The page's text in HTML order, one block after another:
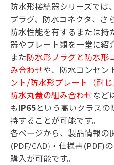
防水形接続器シリーズでは
プラグ、防水コネクタ、さ
防水性能を有するまたは持
器やプレート類を一堂に紹
また防水形プラグと防水形
み合わせや、防水コンセン
ント/防水形プレート（耐
防水丸蓋の組み合わせなど
もIP65という高いクラスの
持することが可能です。
各ページから、製品情報の
(PDF/CAD)・仕様書(PDF)
購入が可能です。